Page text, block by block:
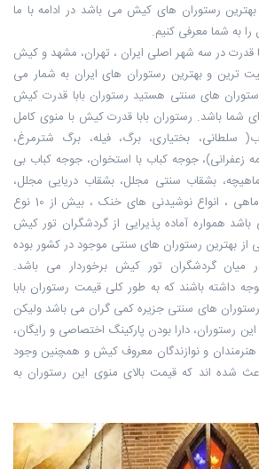
رستوران های کیش می باشد در ادامه با ما
را به شما معرفی کنیم.
قدرت در سه شهر اصلی ایران ، تهران، مشهد و کیش
ترین و بهترین رستوران های ایران به شمار می
رستوران های سنتی هستید رستوران بابا قدرت کیش
شما باشد. رستوران بابا قدرت کیش با منوی کامل
سلطانی، بختیاری، برگ، فیله، برگ شترمرغ،
‏زعفرانی)، جوجه کباب با استخوان، جوجه کباب بی
‏بشقاب سنتی مجلل، بشقاب دریایی مجلل،
زرشک پلو با مرغ، دیزی، ماهی ، انواع ‏نوشیدنی های خنک ، بیش از 10 نوع
همواره آماده ‏پذیرایی از گردشگران تور کیش
بهترین رستوران های ‏سنتی موجود در کشور بوده
میان گردشگران تور کیش برخوردار ‏می باشد.
داشته باشند که به طور کلی قیمت رستوران ‏بابا
های سنتی جزیره کمی گران می باشد ولیکن
رستوران، دارا بودن پارکینگ اختصاصی و رایگان،
و نوازندگان معروف کیش و همچنین وجود
شده اند که قیمت بالای منوی این رستوران به